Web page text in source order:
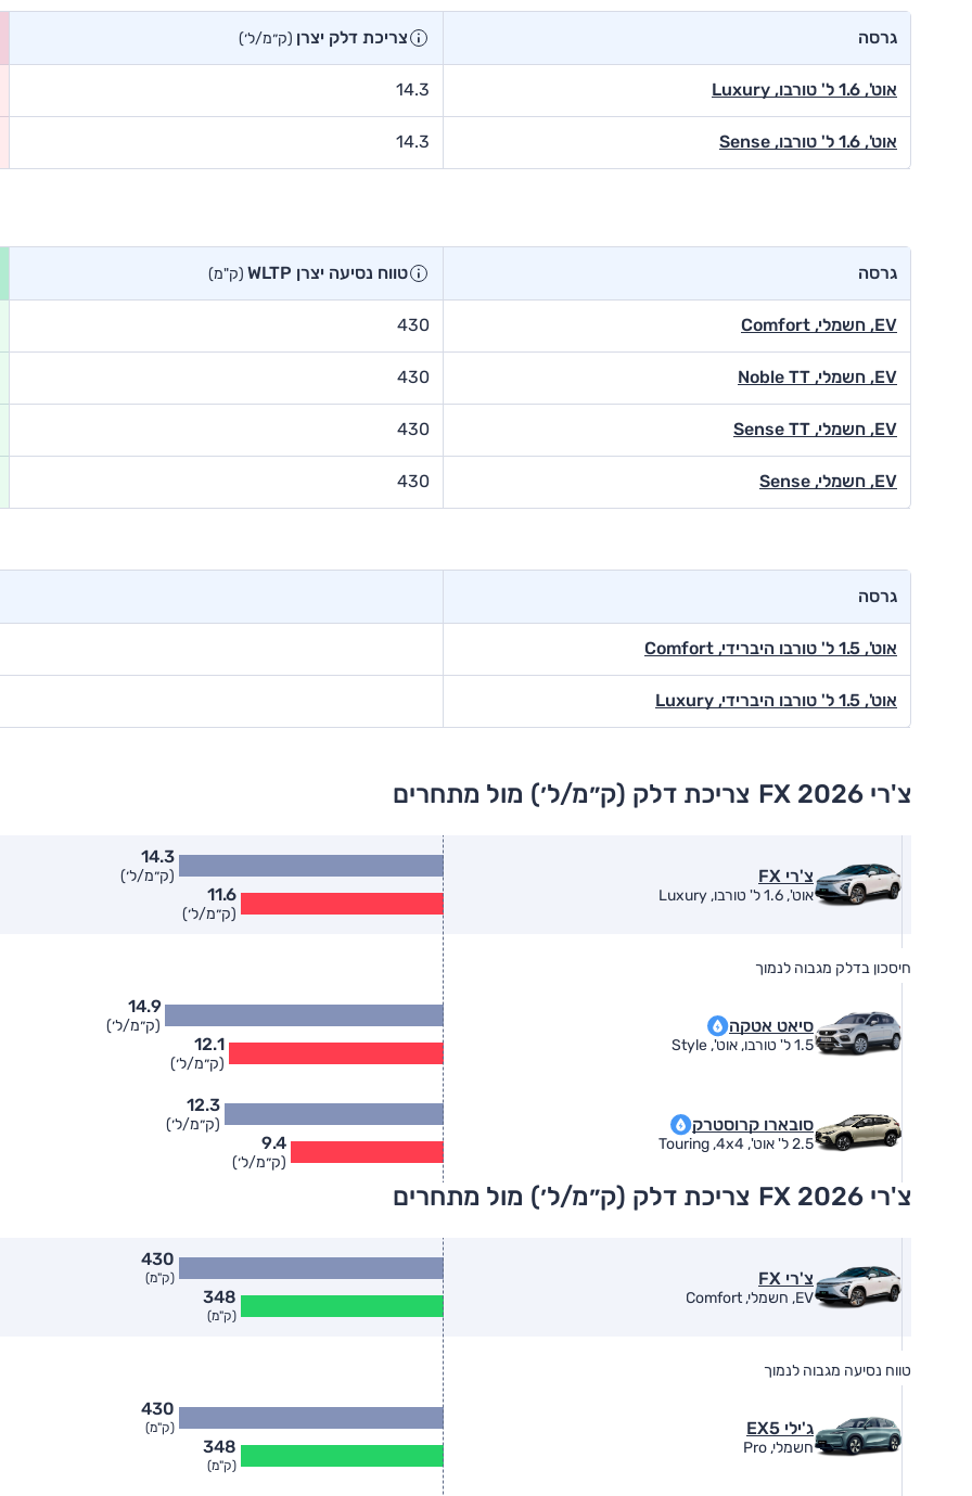
גרסה צריכת דלק יצרן (ק״מ/ל׳)
אוט', 1.6 ל' טורבו, Luxury 14.3
אוט', 1.6 ל' טורבו, Sense 14.3
גרסה טווח נסיעה יצרן WLTP (ק"מ)
EV, חשמלי, Comfort 430
EV, חשמלי, Noble TT 430
EV, חשמלי, Sense TT 430
EV, חשמלי, Sense 430
גרסה
אוט', 1.5 ל' טורבו היברידי, Comfort
אוט', 1.5 ל' טורבו היברידי, Luxury
צ'רי FX 2026 צריכת דלק (ק״מ/ל׳) מול מתחרים
צ'רי FX
אוט', 1.6 ל' טורבו, Luxury
14.3
(ק״מ/ל׳)
11.6
(ק״מ/ל׳)
חיסכון בדלק מגבוה לנמוך
סיאט אטקה
1.5 ל' טורבו, אוט', Style
14.9
(ק״מ/ל׳)
12.1
(ק״מ/ל׳)
סובארו קרוסטרק
2.5 ל' אוט', Touring ,4x4
12.3
(ק״מ/ל׳)
9.4
(ק״מ/ל׳)
צ'רי FX 2026 צריכת דלק (ק״מ/ל׳) מול מתחרים
צ'רי FX
EV, חשמלי, Comfort
430
(ק"מ)
348
(ק"מ)
טווח נסיעה מגבוה לנמוך
ג'ילי EX5
חשמלי, Pro
430
(ק"מ)
348
(ק"מ)